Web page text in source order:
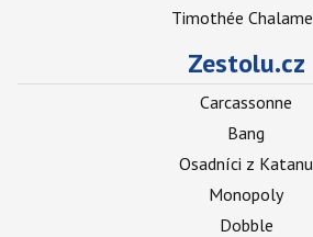
Timothée
Zestolu.cz
Carcassonne
Bang
Osadníci z Katanu
Monopoly
Dobble